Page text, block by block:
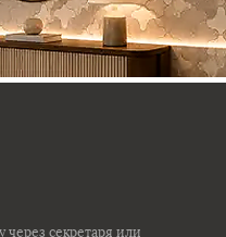
через секретаря или